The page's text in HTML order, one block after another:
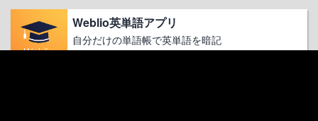
Weblio英単語アプリ
自分だけの単語帳で英単語を暗記